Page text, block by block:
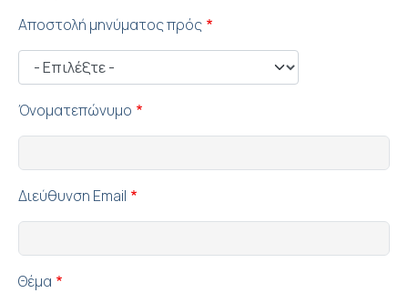
Αποστολή μηνύματος πρός
Όνοματεπώνυμο
Διεύθυνση Email
Θέμα